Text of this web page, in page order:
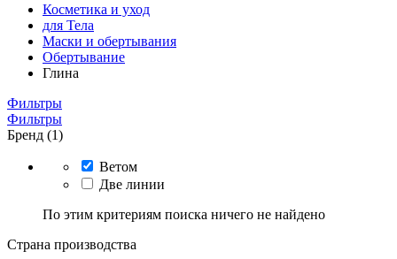
Косметика и уход
для Тела
Маски и обертывания
Обертывание
Глина
Фильтры
Фильтры
Бренд (1)
Ветом
Две линии
По этим критериям поиска ничего не найдено
Страна производства